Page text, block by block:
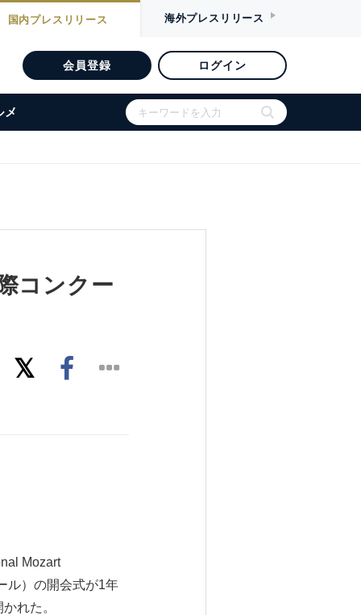
国内プレスリリース 海外プレスリリース
会員登録 ログイン
メ
コンクー
Mozart
ル）の開会式が1年
れた。